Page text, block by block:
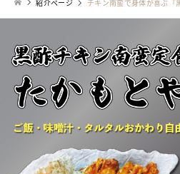
紹介ページ チキン南蛮で身体が喜ぶ『